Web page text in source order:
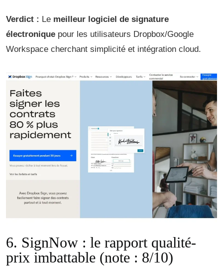
Verdict : Le meilleur logiciel de signature
électronique pour les utilisateurs Dropbox/Google
Workspace cherchant simplicité et intégration cloud.
6. SignNow : le rapport qualité-
prix imbattable (note : 8/10)